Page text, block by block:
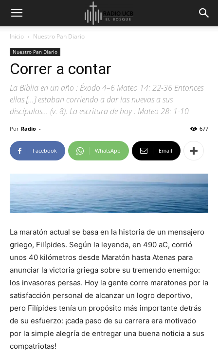
Inicio Nuestro Pan Diario
Nuestro Pan Diario
Correr a contar
La Biblia en un año : Éxodo 4–6 Mateo 14: 22-36 Entonces
ellas […] estaban corriendo a dar las nuevas a sus
discípulos… (v. 8). La escritura de hoy : Mateo 28: 1-10
Por Radio - 677
Facebook WhatsApp Email
La maratón actual se basa en la historia de un mensajero
griego, Filípides. Según la leyenda, en 490 aC, corrió
unos 40 kilómetros desde Maratón hasta Atenas para
anunciar la victoria griega sobre su tremendo enemigo:
los invasores persas. Hoy la gente corre maratones por la
satisfacción personal de alcanzar un logro deportivo,
pero Filípides tenía un propósito más importante detrás
de su esfuerzo: ¡cada paso de su carrera era motivado
por la simple alegría de entregar una buena noticia a sus
compatriotas!